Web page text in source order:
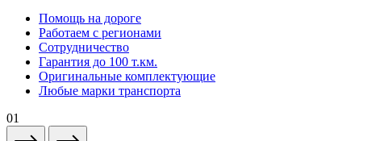
Помощь на дороге
Работаем с регионами
Сотрудничество
Гарантия до 100 т.км.
Оригинальные комплектующие
Любые марки транспорта
01